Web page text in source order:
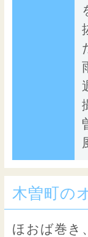
木曽町の
ほおば巻き